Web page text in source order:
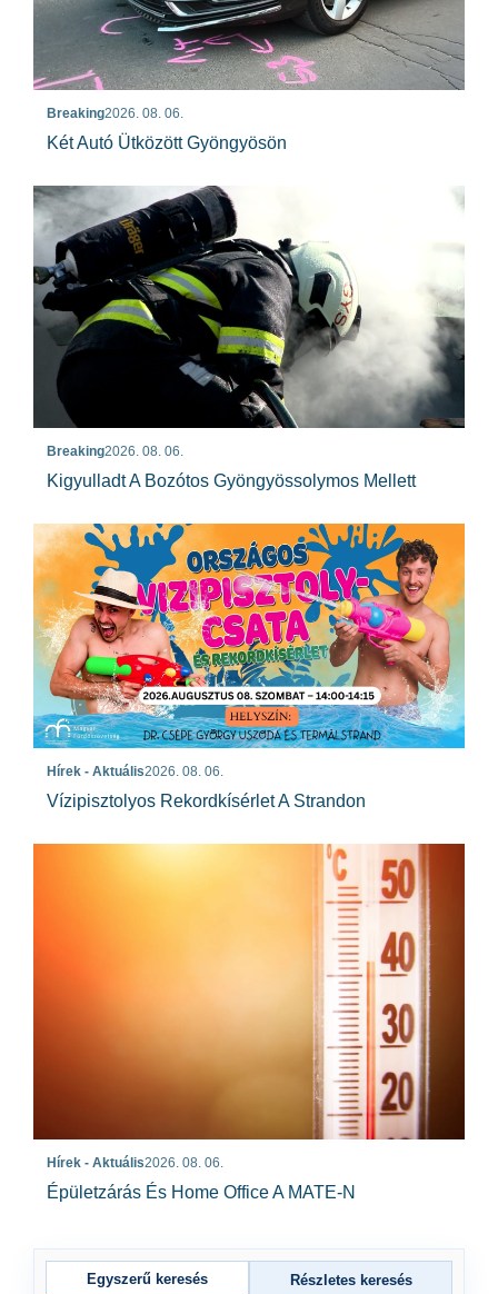
Breaking2026. 08. 06.
Két Autó Ütközött Gyöngyösön
Breaking2026. 08. 06.
Kigyulladt A Bozótos Gyöngyössolymos Mellett
Hírek - Aktuális2026. 08. 06.
Vízipisztolyos Rekordkísérlet A Strandon
Hírek - Aktuális2026. 08. 06.
Épületzárás És Home Office A MATE-N
Egyszerű keresés Részletes keresés